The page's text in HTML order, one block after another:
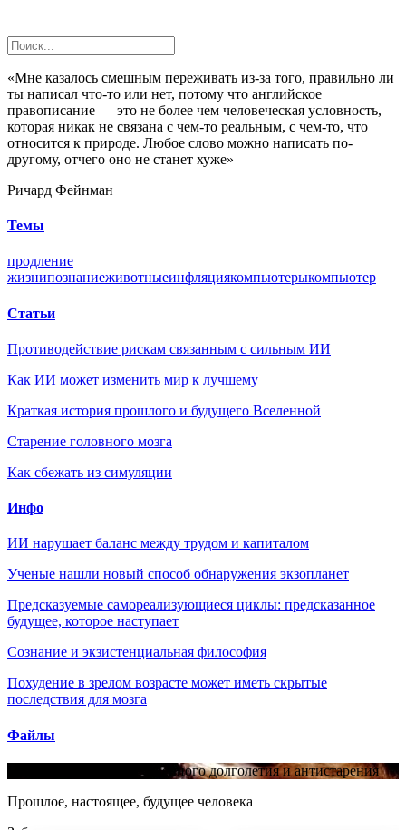
«Мне казалось смешным переживать из-за того, правильно ли
ты написал что-то или нет, потому что английское
правописание — это не более чем человеческая условность,
которая никак не связана с чем-то реальным, с чем-то, что
относится к природе. Любое слово можно написать по-
другому, отчего оно не станет хуже»
Ричард Фейнман
Темы
продление
жизнипознаниеживотныеинфляциякомпьютерыкомпьютер
Статьи
Противодействие рискам связанным с сильным ИИ
Как ИИ может изменить мир к лучшему
Краткая история прошлого и будущего Вселенной
Старение головного мозга
Как сбежать из симуляции
Инфо
ИИ нарушает баланс между трудом и капиталом
Ученые нашли новый способ обнаружения экзопланет
Предсказуемые самореализующиеся циклы: предсказанное
будущее, которое наступает
Сознание и экзистенциальная философия
Похудение в зрелом возрасте может иметь скрытые
последствия для мозга
Файлы
Научные основы качественного долголетия и антистарения
Прошлое, настоящее, будущее человека